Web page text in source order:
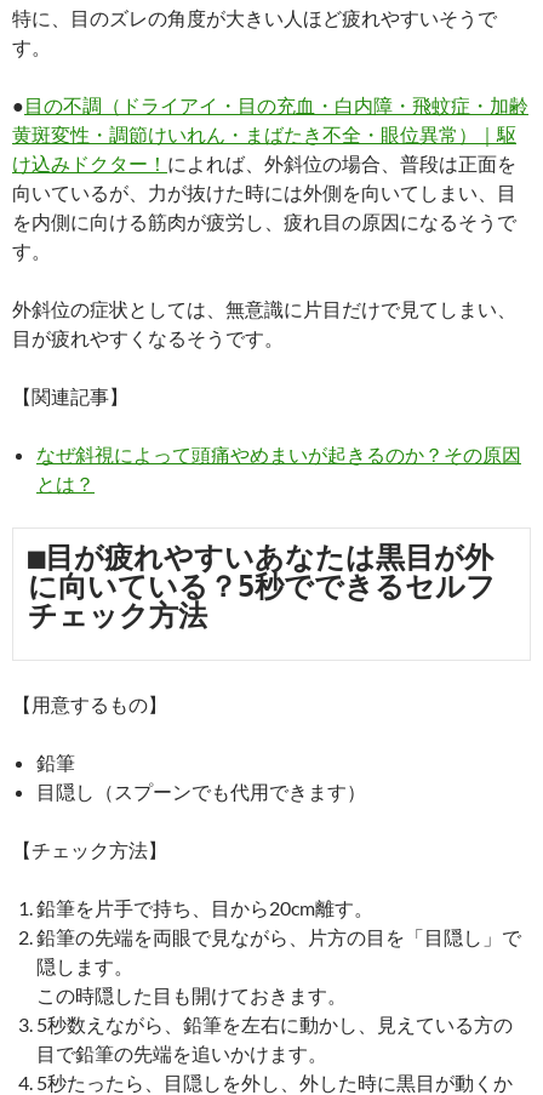
特に、目のズレの角度が大きい人ほど疲れやすいそうで
す。
●目の不調（ドライアイ・目の充血・白内障・飛蚊症・加齢
黄斑変性・調節けいれん・まばたき不全・眼位異常）｜駆
け込みドクター！ によれば、外斜位の場合、普段は正面を
向いているが、力が抜けた時には外側を向いてしまい、目
を内側に向ける筋肉が疲労し、疲れ目の原因になるそうで
す。
外斜位の症状としては、無意識に片目だけで見てしまい、
目が疲れやすくなるそうです。
【関連記事】
なぜ斜視によって頭痛やめまいが起きるのか？その原因
とは？
■目が疲れやすいあなたは黒目が外
に向いている？5秒でできるセルフ
チェック方法
【用意するもの】
鉛筆
目隠し（スプーンでも代用できます）
【チェック方法】
鉛筆を片手で持ち、目から20cm離す。
鉛筆の先端を両眼で見ながら、片方の目を「目隠し」で
隠します。
この時隠した目も開けておきます。
5秒数えながら、鉛筆を左右に動かし、見えている方の
目で鉛筆の先端を追いかけます。
5秒たったら、目隠しを外し、外した時に黒目が動くか